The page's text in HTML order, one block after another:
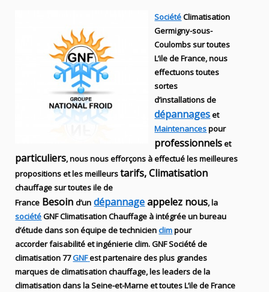
SociétéClimatisation
Germigny-sous-
Coulombs sur toutes
L’ile de France, nous
effectuons toutes
sortes
d’installationsde
dépannageset
Maintenancespour
professionnelset
particuliers, nous nous efforçons à effectué les meilleures
propositions et les meilleurstarifs, Climatisation
chauffage sur toutes ile de
France Besoind’un dépannageappelez nous, la
sociétéGNFClimatisation Chauffage à intégrée un bureau
d’étude dans son équipe de technicienclimpour
accorder faisabilité et ingénierieclim.GNFSociété de
climatisation 77GNFest partenaire des plus grandes
marques declimatisation chauffage, les leadersde la
climatisation dans la Seine-et-Marne et toutes L’ile de France